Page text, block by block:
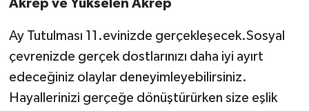
Akrep ve Yükselen Akrep
Ay Tutulması 11.evinizde gerçekleşecek.Sosyal
çevrenizde gerçek dostlarınızı daha iyi ayırt
edeceğiniz olaylar deneyimleyebilirsiniz.
Hayallerinizi gerçeğe dönüştürürken size eşlik